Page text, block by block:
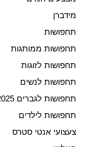
מידברן
תחפושות
תחפושות ממותגות
תחפושות לזוגות
תחפושות לנשים
תחפושות לגברים 2025
תחפושות לילדים
צעצועי אנטי סטרס